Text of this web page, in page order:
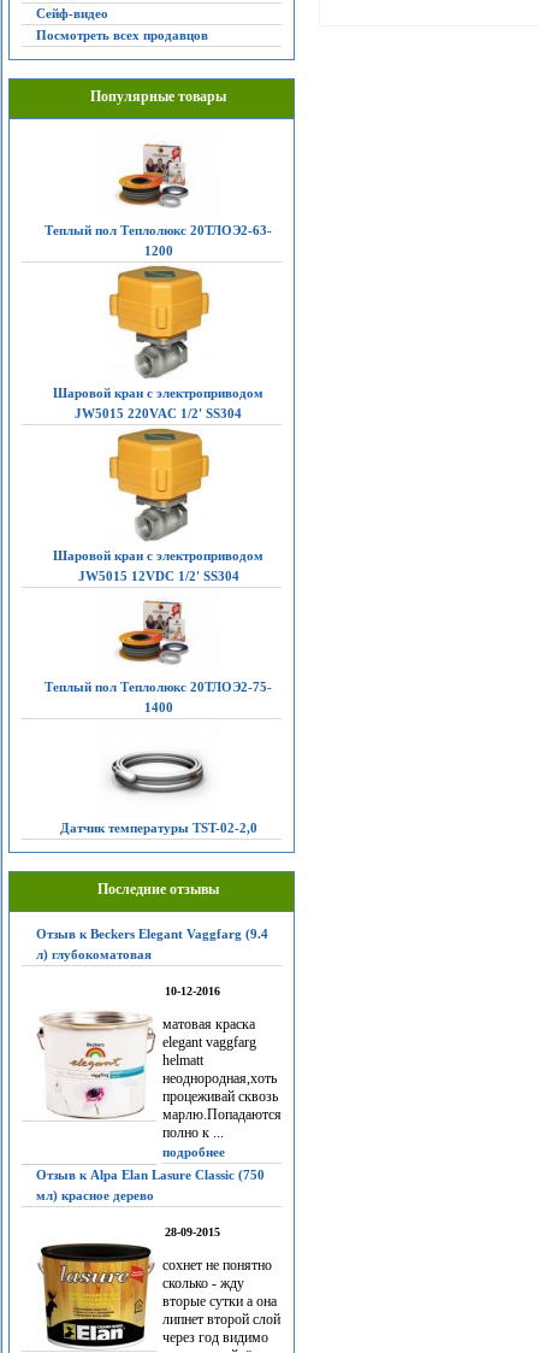
Сейф-видео
Посмотреть всех продавцов
Популярные товары
Теплый пол Теплолюкс 20ТЛОЭ2-63-
1200
Шаровой кран с электроприводом
JW5015 220VAC 1/2' SS304
Шаровой кран с электроприводом
JW5015 12VDC 1/2' SS304
Теплый пол Теплолюкс 20ТЛОЭ2-75-
1400
Датчик температуры TST-02-2,0
Последние отзывы
Отзыв к Beckers Elegant Vaggfarg (9.4
л) глубокоматовая
10-12-2016
матовая краска
elegant vaggfarg
helmatt
неоднородная,хоть
процеживай сквозь
марлю.Попадаются
полно к ...
подробнее
Отзыв к Alpa Elan Lasure Classic (750
мл) красное дерево
28-09-2015
сохнет не понятно
сколько - жду
вторые сутки а она
липнет второй слой
через год видимо